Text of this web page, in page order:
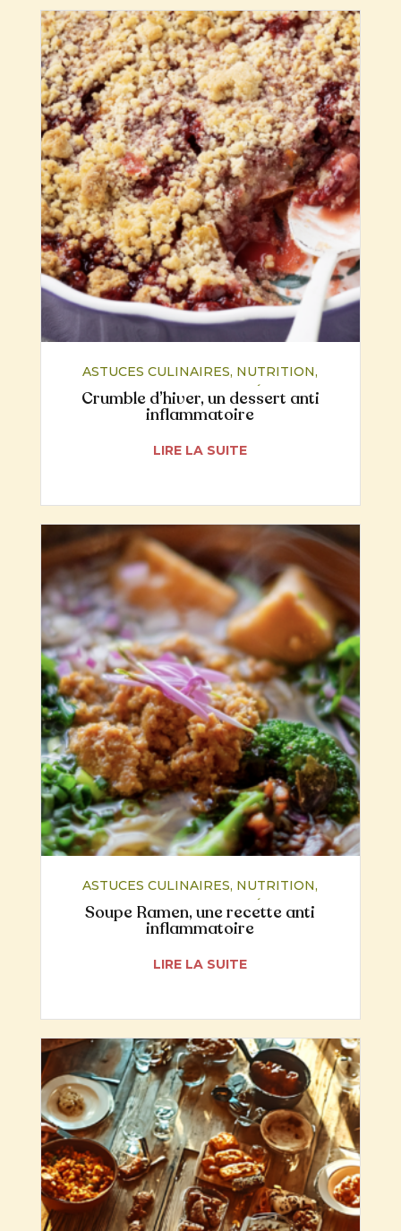
Crumble d’hiver, un dessert anti
inflammatoire
ASTUCES CULINAIRES, NUTRITION,
RECETTES, SANTÉ
LIRE LA SUITE
Soupe Ramen, une recette anti
inflammatoire
ASTUCES CULINAIRES, NUTRITION,
RECETTES, SANTÉ
LIRE LA SUITE